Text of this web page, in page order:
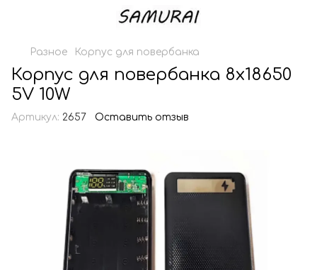
Разное Корпус для повербанка
Корпус для повербанка 8х18650
5V 10W
Артикул: 2657 Оставить отзыв